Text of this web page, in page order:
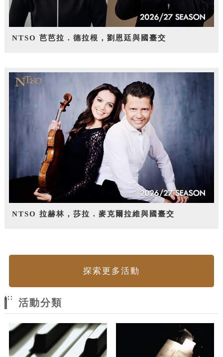
NTSO 芭芭拉．德拉根，劉恩廷與國臺交
NTSO 拉赫林，莎拉．麥克爾拉維與國臺交
探索更多活動
:::
活動分類